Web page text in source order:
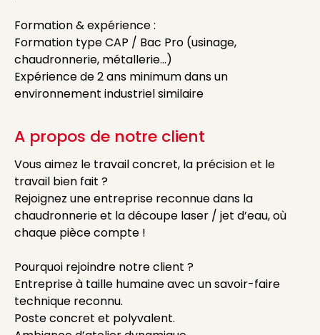
Formation & expérience :
Formation type CAP / Bac Pro (usinage,
chaudronnerie, métallerie…)
Expérience de 2 ans minimum dans un
environnement industriel similaire
A propos de notre client
Vous aimez le travail concret, la précision et le
travail bien fait ?
Rejoignez une entreprise reconnue dans la
chaudronnerie et la découpe laser / jet d’eau, où
chaque pièce compte !
Pourquoi rejoindre notre client ?
Entreprise à taille humaine avec un savoir-faire
technique reconnu.
Poste concret et polyvalent.